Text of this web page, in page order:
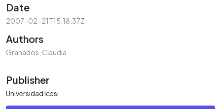
Date
2007-02-21T15:18:37Z
Authors
Granados, Claudia
Publisher
Universidad Icesi